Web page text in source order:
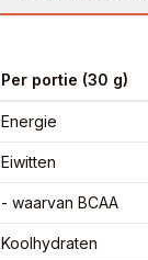
Per portie (30 g)
Energie
Eiwitten
- waarvan BCAA
Koolhydraten